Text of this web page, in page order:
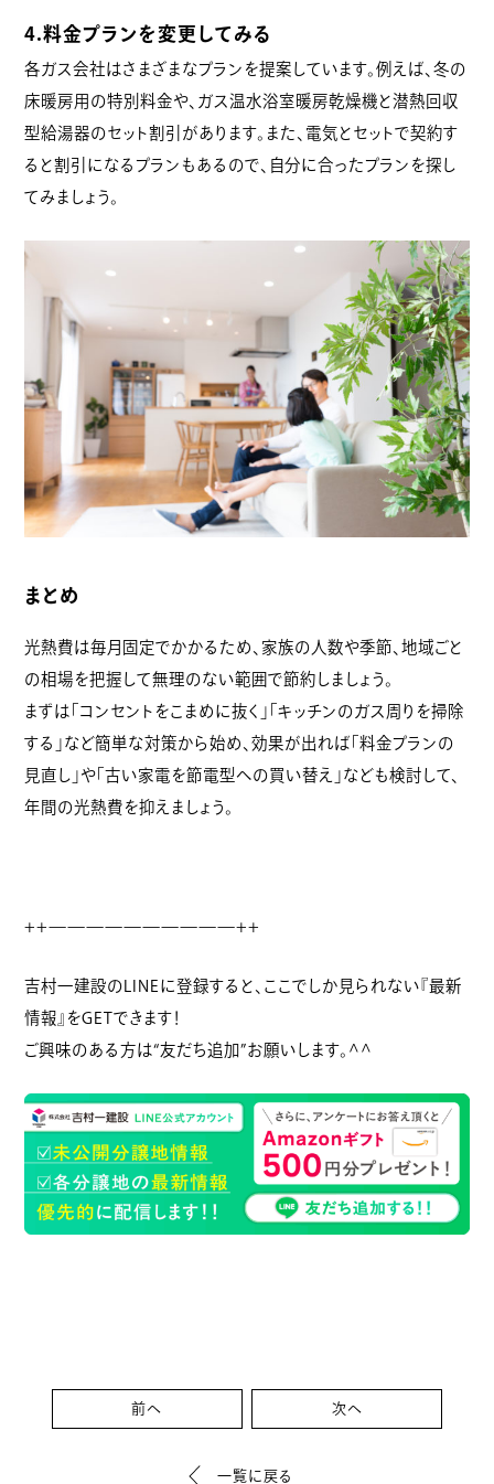
4.料金プランを変更してみる
各ガス会社はさまざまなプランを提案しています。例えば、冬の
床暖房用の特別料金や、ガス温水浴室暖房乾燥機と潜熱回収
型給湯器のセット割引があります。また、電気とセットで契約す
ると割引になるプランもあるので、自分に合ったプランを探し
てみましょう。
まとめ
光熱費は毎月固定でかかるため、家族の人数や季節、地域ごと
の相場を把握して無理のない範囲で節約しましょう。
まずは「コンセントをこまめに抜く」「キッチンのガス周りを掃除
する」など簡単な対策から始め、効果が出れば「料金プランの
見直し」や「古い家電を節電型への買い替え」なども検討して、
年間の光熱費を抑えましょう。
++——————————++
吉村一建設のLINEに登録すると、ここでしか見られない『最新
情報』をGETできます！
ご興味のある方は“友だち追加”お願いします。^^
前へ 次へ
一覧に戻る